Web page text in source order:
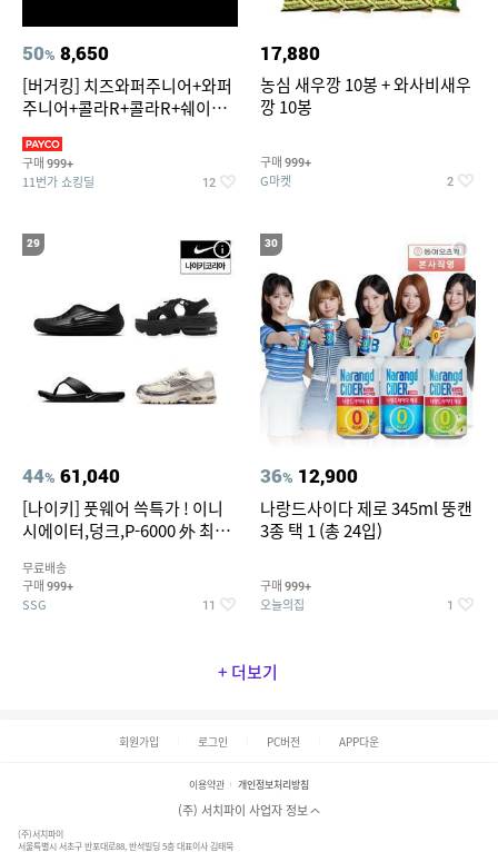
50% 8,650
[버거킹] 치즈와퍼주니어+와퍼
주니어+콜라R+콜라R+쉐이킹
구매 999+
11번가 쇼킹딜 12
17,880
농심 새우깡 10봉 + 와사비새우
깡 10봉
구매 999+
G마켓 2
29
44% 61,040
[나이키] 풋웨어 쓱특가 ! 이니
시에이터,덩크,P-6000 外 최대
무료배송
구매 999+
SSG 11
30
36% 12,900
나랑드사이다 제로 345ml 뚱캔
3종 택 1 (총 24입)
구매 999+
오늘의집 1
+ 더보기
회원가입 로그인 PC버전 APP다운
이용약관 개인정보처리방침
(주) 서치파이 사업자 정보
(주)서치파이
서울특별시 서초구 반포대로88, 반석빌딩 5층 대표이사 김태묵